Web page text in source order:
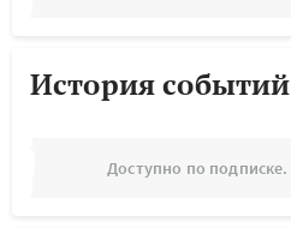
История событий
Доступно по подписке.